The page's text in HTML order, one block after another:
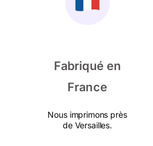
Fabriqué en
France
Nous imprimons près
de Versailles.